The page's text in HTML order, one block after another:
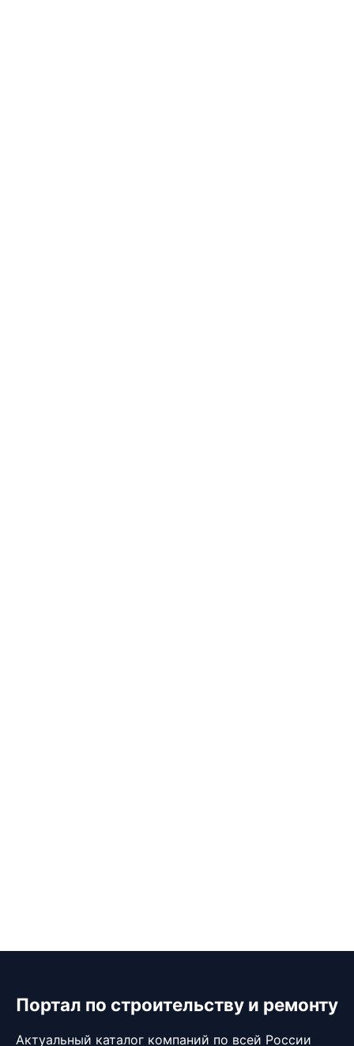
Портал по строительству и ремонту
Актуальный каталог компаний по всей России